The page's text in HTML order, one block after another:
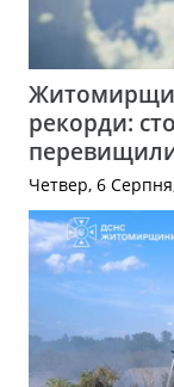
рекорди:
Четвер, 6